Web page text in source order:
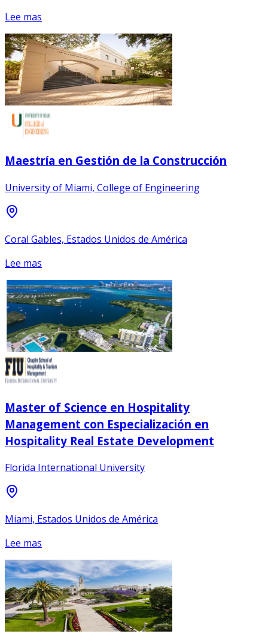
Lee mas
Maestría en Gestión de la Construcción
University of Miami, College of Engineering
Coral Gables, Estados Unidos de América
Lee mas
Master of Science en Hospitality
Management con Especialización en
Hospitality Real Estate Development
Florida International University
Miami, Estados Unidos de América
Lee mas